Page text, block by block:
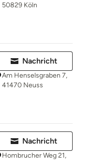
50829 Köln
Nachricht
Am Henselsgraben 7,
41470 Neuss
Nachricht
Hombrucher Weg 21,